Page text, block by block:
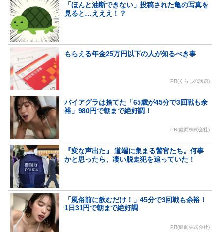
「ほんと油断できない」投稿された亀の写真を
見ると…えええ！？
もらえる年金25万円以下の人が知るべき事
PR(くらしの話題)
バイアグラは捨てた「65歳が45分で3回戦も余
裕」980円で朝まで絶好調！
PR(健商株式会社)
『変な声出た』 道端に集まる警官たち。何事
かと思ったら、凄い脱走犯を追っていた！
「風俗前に飲むだけ！」45分で3回戦も余裕！
1日31円で朝まで絶好調
PR(健商株式会社)